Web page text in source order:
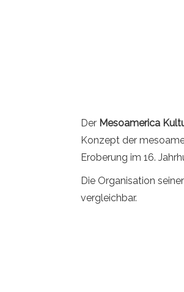
Der Mesoamerica
Konzept der
Eroberung im 16.
Die Organisation
vergleichbar.